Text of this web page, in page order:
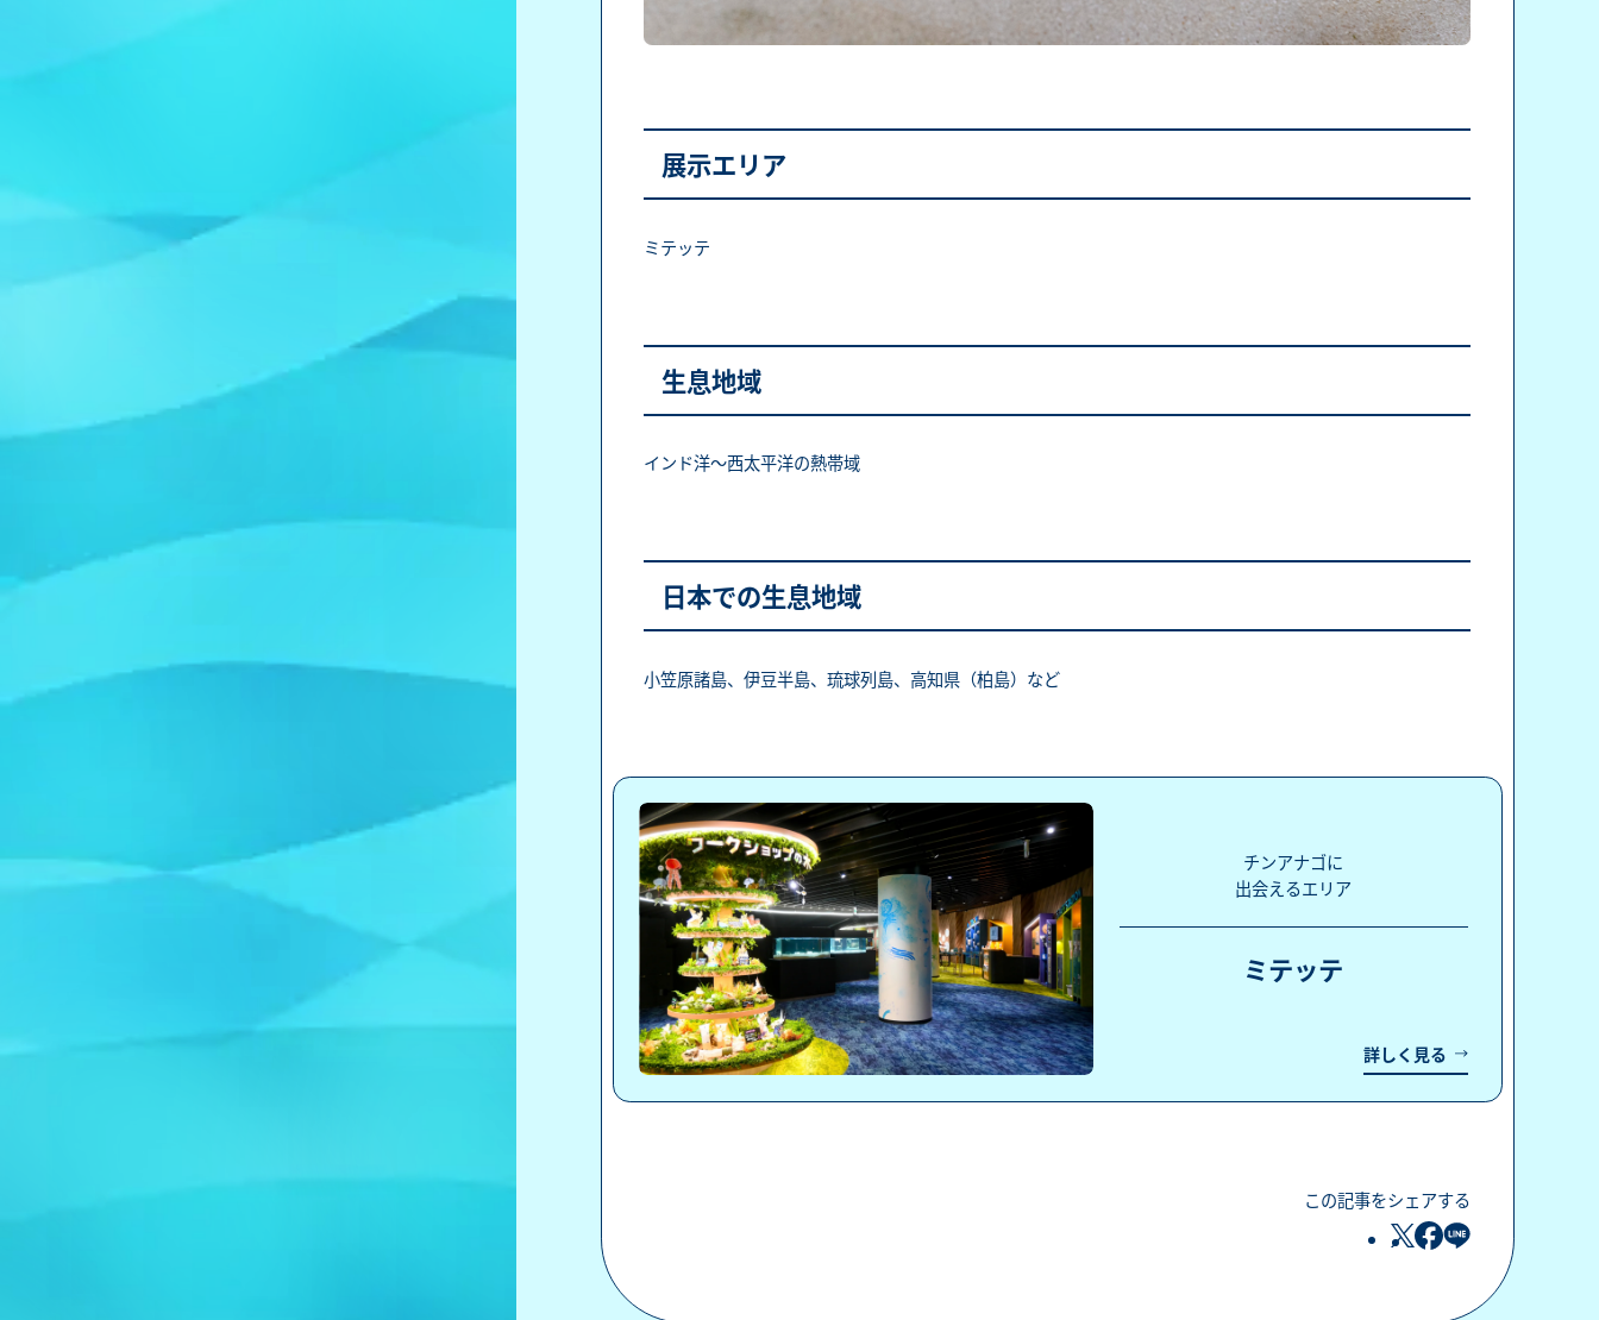
展示エリア
ミテッテ
生息地域
インド洋～西太平洋の熱帯域
日本での生息地域
小笠原諸島、伊豆半島、琉球列島、高知県（柏島）など
チンアナゴに
出会えるエリア
ミテッテ
詳しく見る
この記事をシェアする